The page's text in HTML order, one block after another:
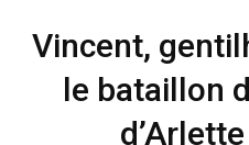
Vincent,
le bataillon